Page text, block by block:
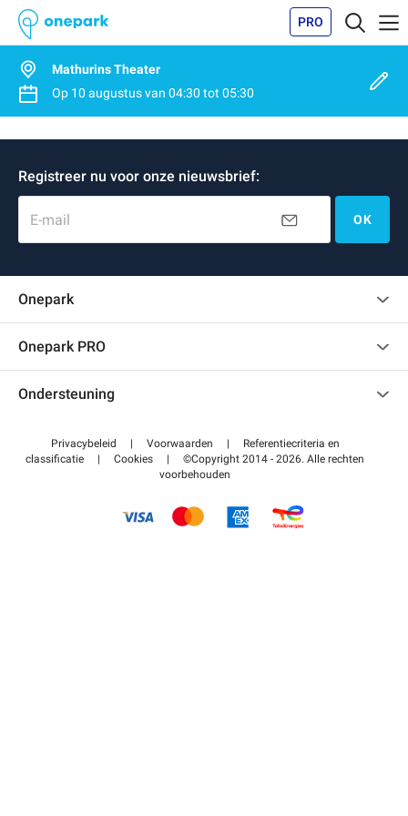
PRO
Mathurins Theater
Op 10 augustusvan 04:30 tot 05:30
Registreer nu voor onze nieuwsbrief:
E-mail OK
Onepark
Onepark PRO
Word partner van Onepark
Ondersteuning
Helpcentrum
Betalen voor parkeren FLOW
Privacybeleid | Voorwaarden |
Referentiecriteria en
classificatie
| Cookies |
©Copyright 2014 - 2026. Alle rechten
voorbehouden